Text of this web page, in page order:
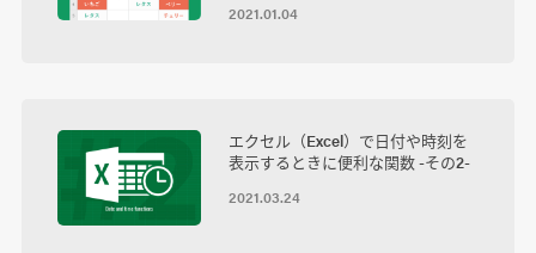
2021.01.04
エクセル（Excel）で日付や時刻を
表示するときに便利な関数 -その2-
2021.03.24